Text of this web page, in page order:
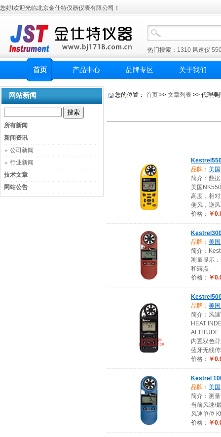
您好!欢迎光临北京金仕特仪器仪表有限公司！
热门搜索： 1310 风速仪
首页 产品中心 品牌专区 关于我们
网站新闻
所有新闻
新闻资讯
公司新闻
行业新闻
技术文章
网站公告
您的位置： 首页 >> 文章列表 >> 代理美
品牌： 美
简介：数
美国
高度，相
侧风，逆
价格： ￥
品牌： 美
简介：
测量显示
和露点
价格： ￥
品牌： 美
简介：风
HEAT
ALTITUDE
内置双色
蓝牙无线
价格： ￥
Kestrel
品牌： 美
简介：测
当前风速/
风速单位
价格： ￥